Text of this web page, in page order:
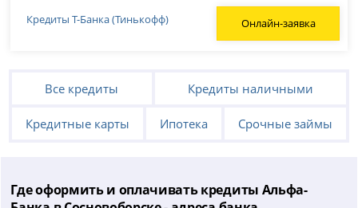
Онлайн-заявка
Кредиты Т-Банка (Тинькофф)
Все кредиты Кредиты наличными
Кредитные карты Ипотека Срочные займы
Где оформить и оплачивать кредиты Альфа-